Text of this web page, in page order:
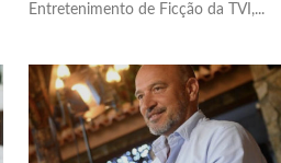
Entretenimento de Ficção da TVI,...